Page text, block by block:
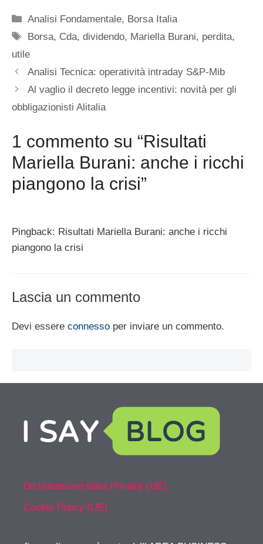
Categorie
Analisi Fondamentale, Borsa Italia
Tag
Borsa, Cda,dividendo, Mariella Burani, perdita,
utile
Analisi Tecnica: operatività intraday S&P-Mib
Al vaglio il decreto legge incentivi: novità per gli
obbligazionisti Alitalia
1 commento su “Risultati
Mariella Burani: anche i ricchi
piangono la crisi”
Pingback: Risultati Mariella Burani: anche i ricchi
piangono la crisi
Lascia un commento
Devi essere connesso per inviare un commento.
Dichiarazione sulla Privacy (UE)
Cookie Policy (UE)